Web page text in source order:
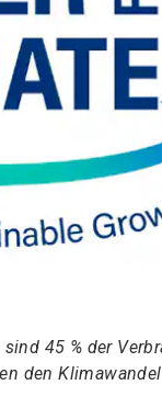
45 % der
den